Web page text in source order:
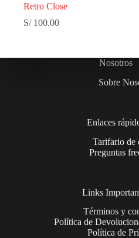
Retro Close
S/100.00
Nosotros
Sobre
Enlaces
Tarifario de
Preguntas
Links
Términos y
Política de
Política de